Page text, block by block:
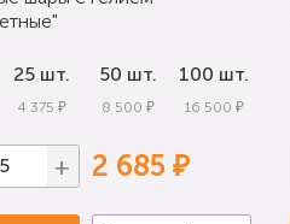
25 шт.
4 375 ₽
50 шт.
8 500 ₽
100 шт.
16 500 ₽
+ 2 685 ₽